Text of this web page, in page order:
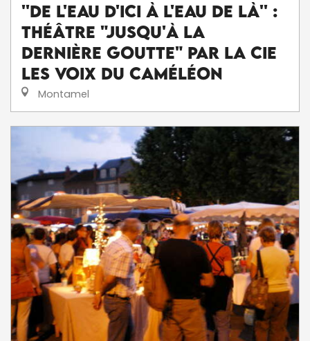
''De l'eau d'ici à l'eau de là'' :
théâtre "Jusqu'à la
dernière goutte" par la Cie
Les voix du caméléon
Montamel